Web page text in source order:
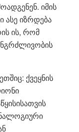
იმის
ასე იზრდება
ის, რომ
ქვეყნის